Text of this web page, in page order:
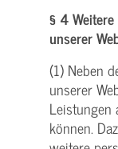
§ 4
unserer
(1) Neben
unserer
Leistungen
können.